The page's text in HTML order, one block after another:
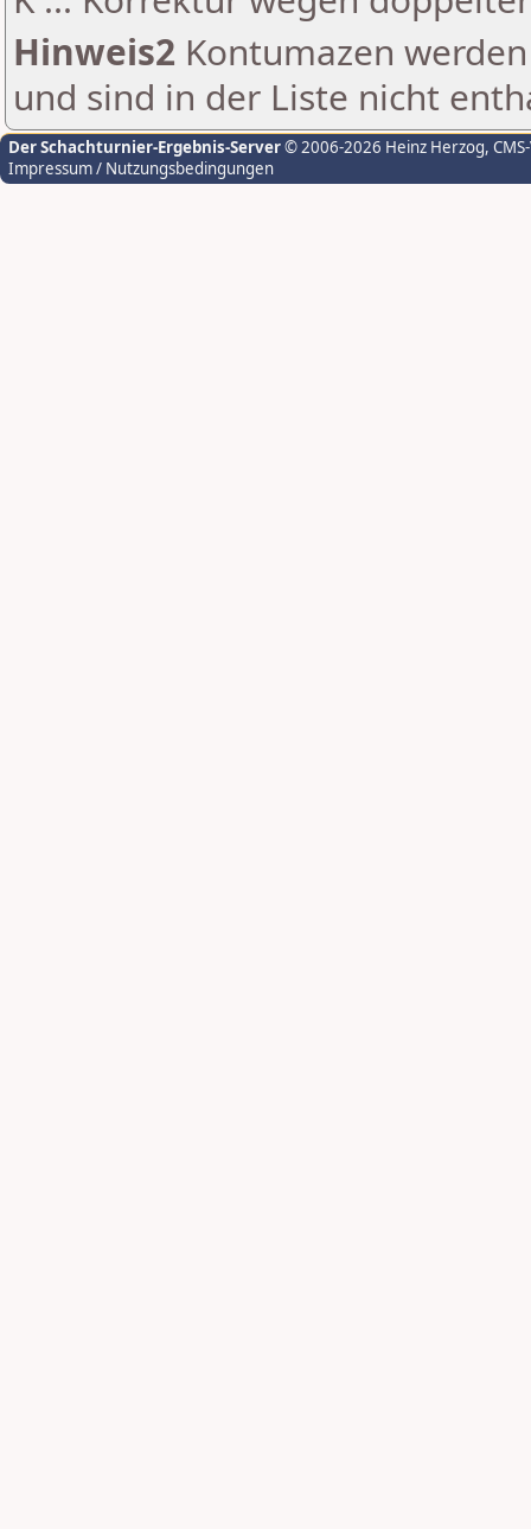
Hinweis2 Kontumazen
und sind in der Liste nicht
Der Schachturnier-Ergebnis-Server© 2006-2026 Heinz Herzog,
Impressum / Nutzungsbedingungen